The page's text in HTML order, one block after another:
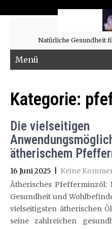
Natürliche Gesundheit
Menü
Kategorie:
Die vielseitigen
ätherischem
16 Juni 2025 Keine
Ätherisches Pfefferminzöl:
Gesundheit und
vielseitigsten ätherischen
seine zahlreichen